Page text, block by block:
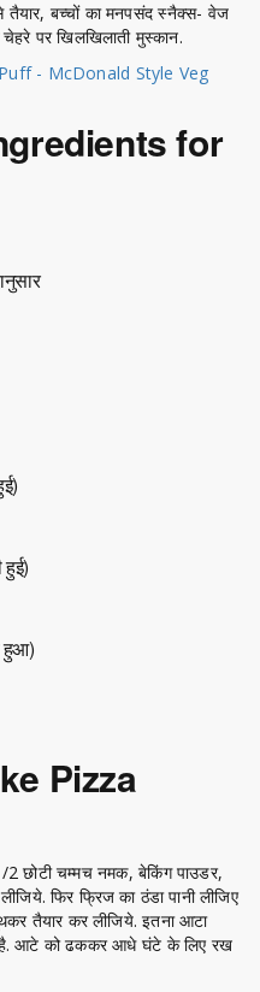
बच्चों का मनपसंद स्नैक्स- वेज
पर खिलखिलाती मुस्कान.
- McDonald Style Veg
for
हुआ)
Pizza
2 छोटी चम्मच नमक, बेकिंग पाउडर,
फिर फ्रिज का ठंडा पानी लीजिए
तैयार कर लीजिये. इतना आटा
है. आटे को ढककर आधे घंटे के लिए रख